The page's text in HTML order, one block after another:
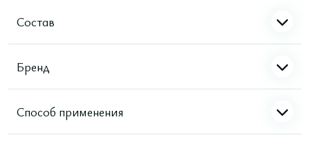
Состав
Бренд
Способ применения